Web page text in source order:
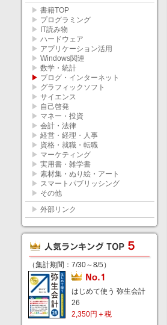
▶ 書籍TOP
▶ プログラミング
▶
IT読み物
▶ ハードウェア
▶ アプリケーション活用
▶ Windows関連
▶ 数学・統計
▶ ブログ・インターネット
▶ グラフィックソフト
▶ サイエンス
▶ 自己啓発
▶ マネー・投資
▶ 会計・法律
▶ 経営・経理・人事
▶ 資格・就職・転職
▶ マーケティング
▶ 実用書・雑学書
▶ 素材集・ぬり絵・アート
▶ スマートパブリッシング
▶ その他
▶ 外部リンク
（集計期間：7/30～8/5）
はじめて使う 弥生会計
26
2,350円＋税